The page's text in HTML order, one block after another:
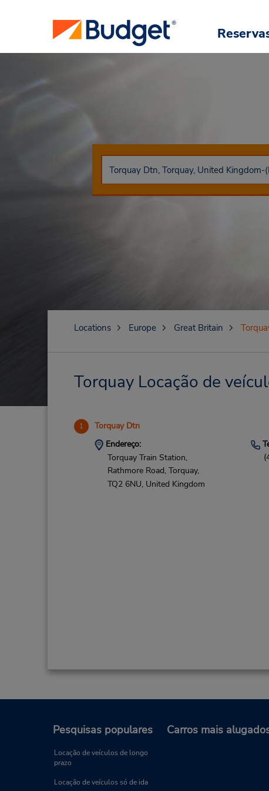
Locations Europe Great Britain
Torquay Locação de
1 Torquay Dtn
Endereço:
Torquay Train Station,
Rathmore Road, Torquay,
TQ2 6NU, United Kingdom
Pesquisas populares
Locação de veículos de longo
prazo
Locação de veículos só de ida
Carros mais